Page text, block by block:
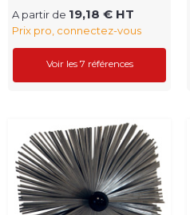
A partir de 19,18 € HT
Prix pro, connectez-vous
Voir les 7 références